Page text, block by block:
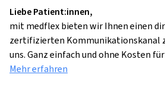
Liebe Patient:innen,
mit medflex bieten wir Ihnen einen
zertifizierten Kommunikationskanal
uns. Ganz einfach und ohne Kosten für
Mehr erfahren